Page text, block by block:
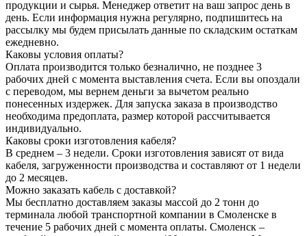
продукции и сырья. Менеджер ответит на ваш запрос день в
день. Если информация нужна регулярно, подпишитесь на
рассылку мы будем присылать данные по складским остаткам
ежедневно.
Каковы условия оплаты?
Оплата производится только безналично, не позднее 3
рабочих дней с момента выставления счета. Если вы опоздали
с переводом, мы вернем деньги за вычетом реально
понесенных издержек. Для запуска заказа в производство
необходима предоплата, размер которой рассчитывается
индивидуально.
Каковы сроки изготовления кабеля?
В среднем – 3 недели. Сроки изготовления зависят от вида
кабеля, загруженности производства и составляют от 1 недели
до 2 месяцев.
Можно заказать кабель с доставкой?
Мы бесплатно доставляем заказы массой до 2 тонн до
терминала любой транспортной компании в Смоленске в
течение 5 рабочих дней с момента оплаты. Смоленск –